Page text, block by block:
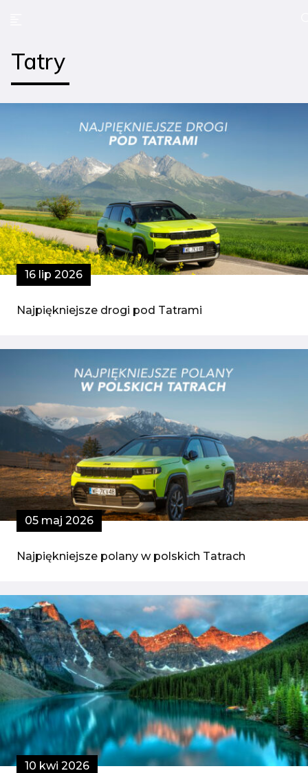
Tatry
16 lip 2026
Najpiękniejsze drogi pod Tatrami
05 maj 2026
Najpiękniejsze polany w polskich Tatrach
10 kwi 2026